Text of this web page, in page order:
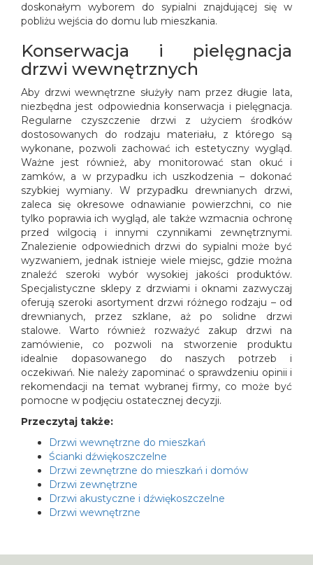
doskonałym wyborem do sypialni znajdującej się w
pobliżu wejścia do domu lub mieszkania.
Konserwacja i pielęgnacja
drzwi wewnętrznych
Aby drzwi wewnętrzne służyły nam przez długie lata,
niezbędna jest odpowiednia konserwacja i pielęgnacja.
Regularne czyszczenie drzwi z użyciem środków
dostosowanych do rodzaju materiału, z którego są
wykonane, pozwoli zachować ich estetyczny wygląd.
Ważne jest również, aby monitorować stan okuć i
zamków, a w przypadku ich uszkodzenia – dokonać
szybkiej wymiany. W przypadku drewnianych drzwi,
zaleca się okresowe odnawianie powierzchni, co nie
tylko poprawia ich wygląd, ale także wzmacnia ochronę
przed wilgocią i innymi czynnikami zewnętrznymi.
Znalezienie odpowiednich drzwi do sypialni może być
wyzwaniem, jednak istnieje wiele miejsc, gdzie można
znaleźć szeroki wybór wysokiej jakości produktów.
Specjalistyczne sklepy z drzwiami i oknami zazwyczaj
oferują szeroki asortyment drzwi różnego rodzaju – od
drewnianych, przez szklane, aż po solidne drzwi
stalowe. Warto również rozważyć zakup drzwi na
zamówienie, co pozwoli na stworzenie produktu
idealnie dopasowanego do naszych potrzeb i
oczekiwań. Nie należy zapominać o sprawdzeniu opinii i
rekomendacji na temat wybranej firmy, co może być
pomocne w podjęciu ostatecznej decyzji.
Przeczytaj także:
Drzwi wewnętrzne do mieszkań
Ścianki dźwiękoszczelne
Drzwi zewnętrzne do mieszkań i domów
Drzwi zewnętrzne
Drzwi akustyczne i dźwiękoszczelne
Drzwi wewnętrzne